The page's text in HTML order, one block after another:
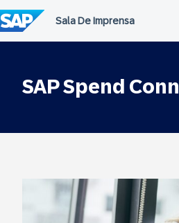
para
o
conteúdo
SAP Spend